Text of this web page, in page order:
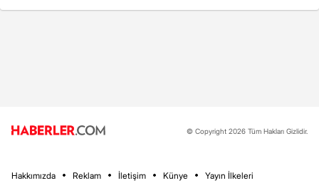
© Copyright 2026 Tüm Hakları Gizlidir.
Hakkımızda Reklam İletişim Künye Yayın İlkeleri